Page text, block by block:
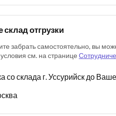
отгрузки
забрать самостоятельно, вы
см. на странице
со склада г. Уссурийск до